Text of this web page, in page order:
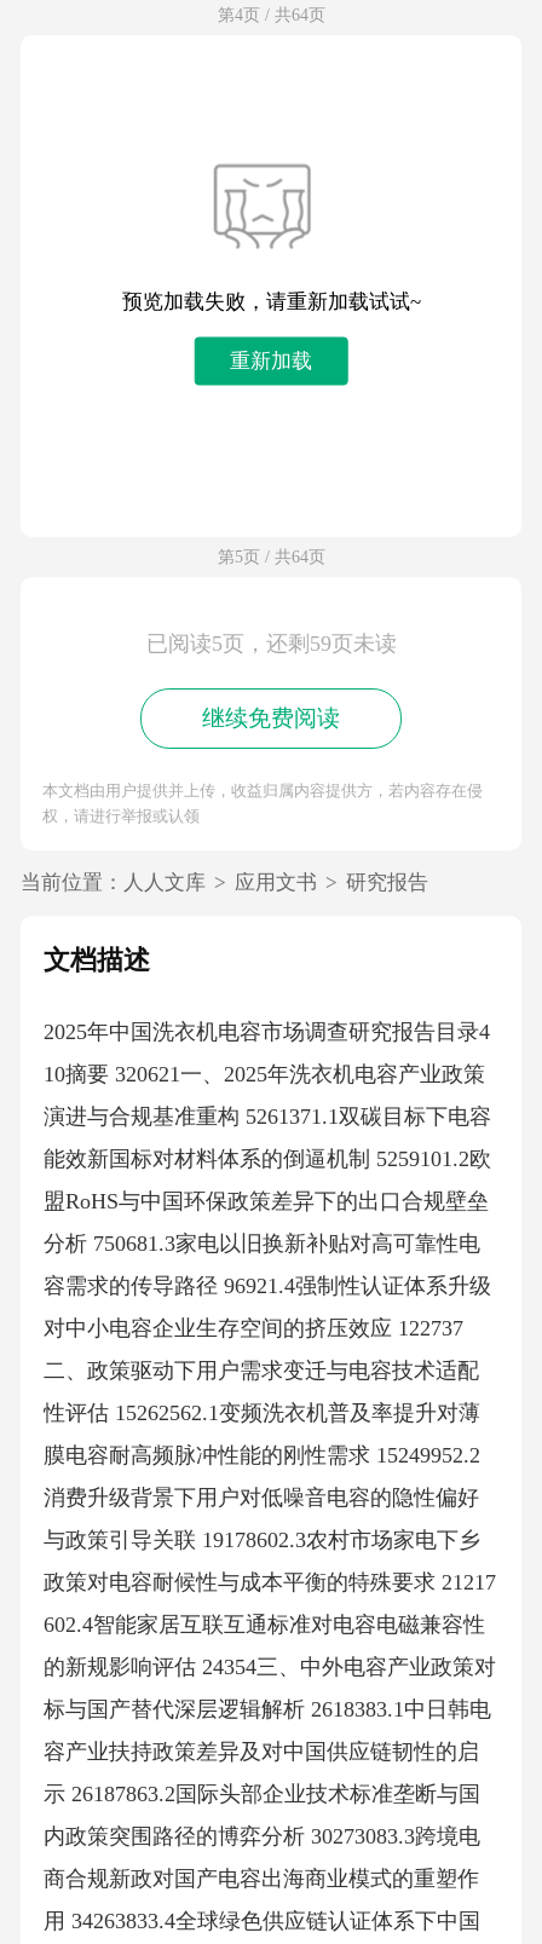
第4页 / 共64页
预览加载失败，请重新加载试试~
重新加载
第5页 / 共64页
已阅读5页，还剩59页未读
继续免费阅读
本文档由用户提供并上传，收益归属内容提供方，若内容存在侵
权，请进行举报或认领
当前位置： 人人文库 > 应用文书 > 研究报告
文档描述
2025年中国洗衣机电容市场调查研究报告目录4
10摘要 320621一、2025年洗衣机电容产业政策
演进与合规基准重构 5261371.1双碳目标下电容
能效新国标对材料体系的倒逼机制 5259101.2欧
盟RoHS与中国环保政策差异下的出口合规壁垒
分析 750681.3家电以旧换新补贴对高可靠性电
容需求的传导路径 96921.4强制性认证体系升级
对中小电容企业生存空间的挤压效应 122737
二、政策驱动下用户需求变迁与电容技术适配
性评估 15262562.1变频洗衣机普及率提升对薄
膜电容耐高频脉冲性能的刚性需求 15249952.2
消费升级背景下用户对低噪音电容的隐性偏好
与政策引导关联 19178602.3农村市场家电下乡
政策对电容耐候性与成本平衡的特殊要求 21217
602.4智能家居互联互通标准对电容电磁兼容性
的新规影响评估 24354三、中外电容产业政策对
标与国产替代深层逻辑解析 2618383.1中日韩电
容产业扶持政策差异及对中国供应链韧性的启
示 26187863.2国际头部企业技术标准垄断与国
内政策突围路径的博弈分析 30273083.3跨境电
商合规新政对国产电容出海商业模式的重塑作
用 34263833.4全球绿色供应链认证体系下中国